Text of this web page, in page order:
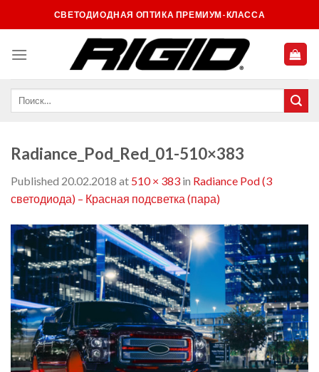
to
СВЕТОДИОДНАЯ ОПТИКА ПРЕМИУМ-КЛАССА
Radiance_Pod_Red_01-510×383
Published 20.02.2018 at 510 × 383 in Radiance Pod (3
светодиода) – Красная подсветка (пара)